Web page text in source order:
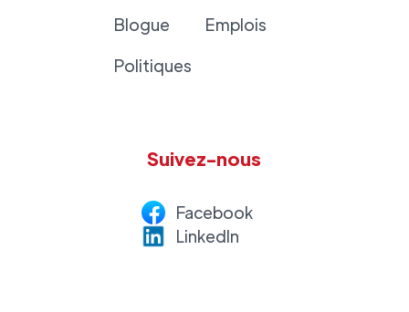
Blogue
Politiques
Emplois
Suivez-nous
Facebook
LinkedIn